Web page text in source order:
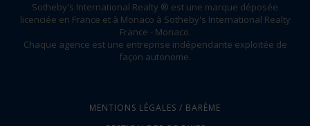
Sotheby's International Realty ® est une marque déposée
licenciée en France et à Monaco à Sotheby's International Realty
France - Monaco.
Chaque agence est une entreprise indépendante exploitée de
façon autonome.
MENTIONS LÉGALES / BARÈME